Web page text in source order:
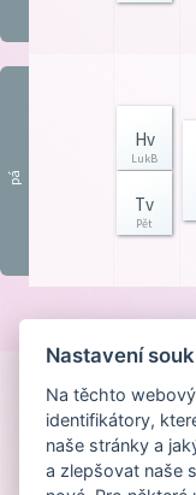
pá
Hv
LukB
Tv
Pět
Nastavení
Na těchto
identifikátory,
naše stránky a
a zlepšovat naše